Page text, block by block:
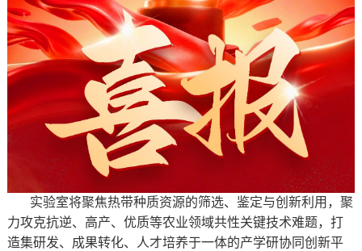
实验室将聚焦热带种质资源的筛选、鉴定与创新利用，聚
力攻克抗逆、高产、优质等农业领域共性关键技术难题，打
造集研发、成果转化、人才培养于一体的产学研协同创新平